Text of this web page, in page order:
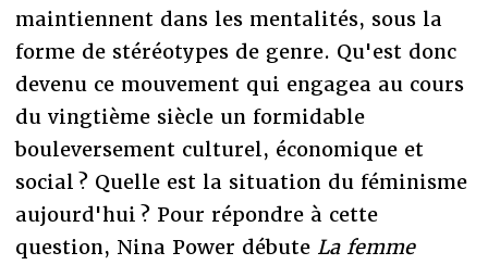
maintiennent dans les mentalités, sous la
forme de stéréotypes de genre. Qu'est donc
devenu ce mouvement qui engagea au cours
du vingtième siècle un formidable
bouleversement culturel, économique et
social ? Quelle est la situation du féminisme
aujourd'hui ? Pour répondre à cette
question, Nina Power débute La femme